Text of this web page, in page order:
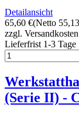
Detailansicht
65,60 €(Netto
zzgl. Versandkosten
Lieferfrist 1-3 Tage
(Serie II) -